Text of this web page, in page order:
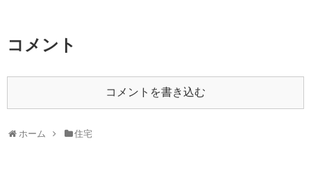
コメント
コメントを書き込む
ホーム 住宅